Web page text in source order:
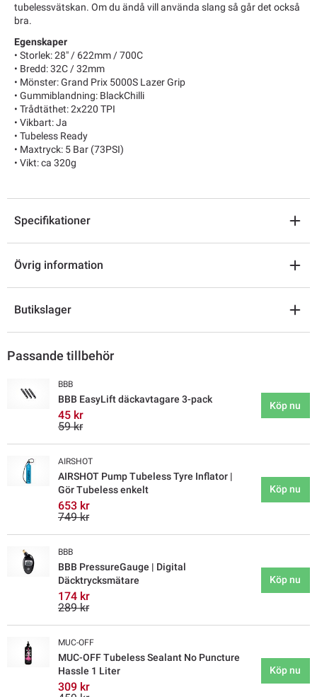
tubelessvätskan. Om du ändå vill använda slang så går det också
bra.
Egenskaper
• Storlek: 28" / 622mm / 700C
• Bredd: 32C / 32mm
• Mönster: Grand Prix 5000S Lazer Grip
• Gummiblandning: BlackChilli
• Trådtäthet: 2x220 TPI
• Vikbart: Ja
• Tubeless Ready
• Maxtryck: 5 Bar (73PSI)
• Vikt: ca 320g
Specifikationer
Övrig information
Butikslager
Passande tillbehör
BBB
BBB EasyLift däckavtagare 3-pack
45 kr
59 kr
Köp nu
AIRSHOT
AIRSHOT Pump Tubeless Tyre Inflator |
Gör Tubeless enkelt
653 kr
749 kr
Köp nu
BBB
BBB PressureGauge | Digital
Däcktrycksmätare
174 kr
289 kr
Köp nu
MUC-OFF
MUC-OFF Tubeless Sealant No Puncture
Hassle 1 Liter
309 kr
Köp nu